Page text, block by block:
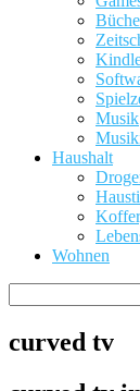
Musik
Haushalt
Wohnen
curved tv